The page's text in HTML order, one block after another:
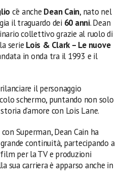
c’è anche Dean Cain, nato nel
il traguardo dei 60 anni. Dean
collettivo grazie al ruolo di
serie Lois & Clark – Le nuove
in onda tra il 1993 e il
il personaggio
schermo, puntando non solo
d’amore con Lois Lane.
Superman, Dean Cain ha
continuità, partecipando a
per la TV e produzioni
sua carriera è apparso anche in